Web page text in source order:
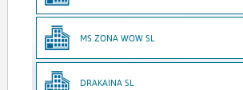
MS ZONA WOW SL
DRAKAINA SL